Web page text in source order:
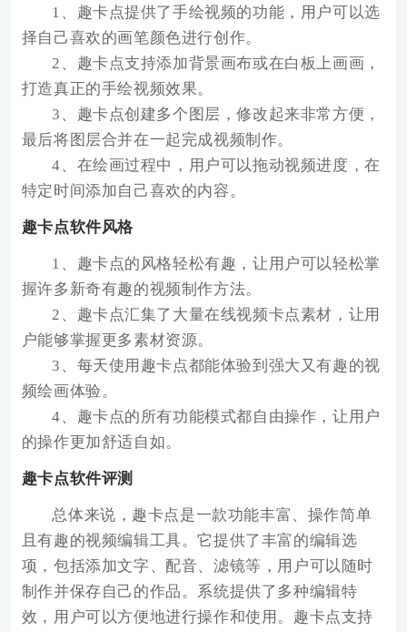
1、趣卡点提供了手绘视频的功能，用户可以选
择自己喜欢的画笔颜色进行创作。
2、趣卡点支持添加背景画布或在白板上画画，
打造真正的手绘视频效果。
3、趣卡点创建多个图层，修改起来非常方便，
最后将图层合并在一起完成视频制作。
4、在绘画过程中，用户可以拖动视频进度，在
特定时间添加自己喜欢的内容。
趣卡点软件风格
1、趣卡点的风格轻松有趣，让用户可以轻松掌
握许多新奇有趣的视频制作方法。
2、趣卡点汇集了大量在线视频卡点素材，让用
户能够掌握更多素材资源。
3、每天使用趣卡点都能体验到强大又有趣的视
频绘画体验。
4、趣卡点的所有功能模式都自由操作，让用户
的操作更加舒适自如。
趣卡点软件评测
总体来说，趣卡点是一款功能丰富、操作简单
且有趣的视频编辑工具。它提供了丰富的编辑选
项，包括添加文字、配音、滤镜等，用户可以随时
制作并保存自己的作品。系统提供了多种编辑特
效，用户可以方便地进行操作和使用。趣卡点支持